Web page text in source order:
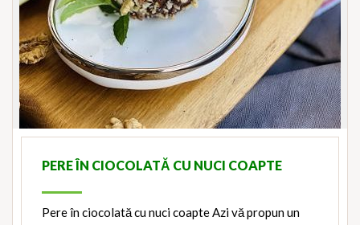
PERE ÎN CIOCOLATĂ CU NUCI COAPTE
Pere în ciocolată cu nuci coapte Azi vă propun un